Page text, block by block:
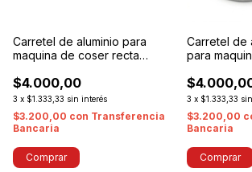
Carretel de aluminio para
maquina de coser recta
arrastre 0-7mm
$4.000,00
3 x $1.333,33 sin interés
$3.200,00 con Transferencia
Bancaria
Carretel de
para
3 x $1.333,33
$3.200,00
Bancaria